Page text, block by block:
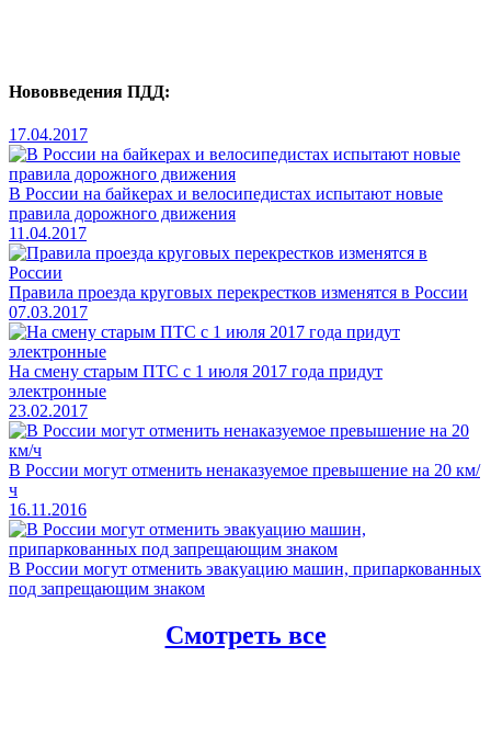
Нововведения ПДД:
17.04.2017
В России на байкерах и велосипедистах испытают новые
правила дорожного движения
11.04.2017
Правила проезда круговых перекрестков изменятся в России
07.03.2017
На смену старым ПТС с 1 июля 2017 года придут
электронные
23.02.2017
В России могут отменить ненаказуемое превышение на 20 км/
ч
16.11.2016
В России могут отменить эвакуацию машин, припаркованных
под запрещающим знаком
Смотреть все